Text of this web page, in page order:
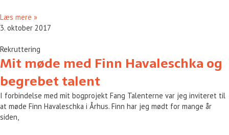
Læs mere »
3. oktober 2017
Rekruttering
Mit møde med Finn Havaleschka og
begrebet talent
I forbindelse med mit bogprojekt Fang Talenterne var jeg inviteret til
at møde Finn Havaleschka i Århus. Finn har jeg mødt for mange år
siden,